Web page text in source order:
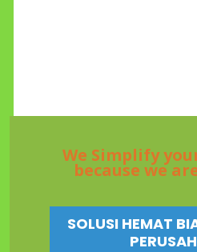
We Simplify
because we
SOLUSI HEMAT